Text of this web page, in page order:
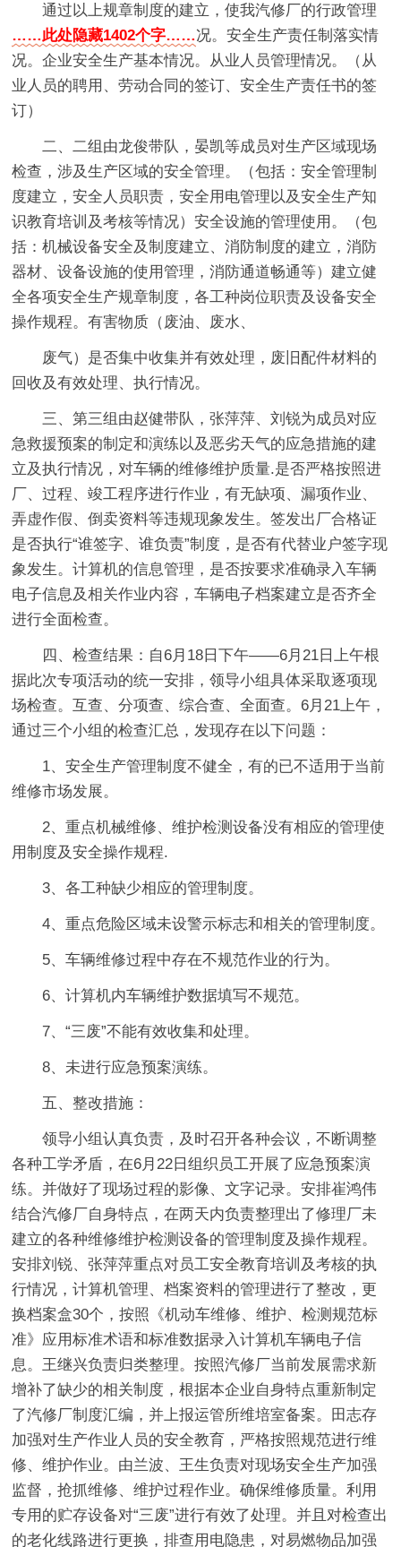
通过以上规章制度的建立，使我汽修厂的行政管理
……此处隐藏1402个字……况。安全生产责任制落实情
况。企业安全生产基本情况。从业人员管理情况。（从
业人员的聘用、劳动合同的签订、安全生产责任书的签
订）
二、二组由龙俊带队，晏凯等成员对生产区域现场
检查，涉及生产区域的安全管理。（包括：安全管理制
度建立，安全人员职责，安全用电管理以及安全生产知
识教育培训及考核等情况）安全设施的管理使用。（包
括：机械设备安全及制度建立、消防制度的建立，消防
器材、设备设施的使用管理，消防通道畅通等）建立健
全各项安全生产规章制度，各工种岗位职责及设备安全
操作规程。有害物质（废油、废水、
废气）是否集中收集并有效处理，废旧配件材料的
回收及有效处理、执行情况。
三、第三组由赵健带队，张萍萍、刘锐为成员对应
急救援预案的制定和演练以及恶劣天气的应急措施的建
立及执行情况，对车辆的维修维护质量.是否严格按照进
厂、过程、竣工程序进行作业，有无缺项、漏项作业、
弄虚作假、倒卖资料等违规现象发生。签发出厂合格证
是否执行“谁签字、谁负责”制度，是否有代替业户签字现
象发生。计算机的信息管理，是否按要求准确录入车辆
电子信息及相关作业内容，车辆电子档案建立是否齐全
进行全面检查。
四、检查结果：自6月18日下午——6月21日上午根
据此次专项活动的统一安排，领导小组具体采取逐项现
场检查。互查、分项查、综合查、全面查。6月21上午，
通过三个小组的检查汇总，发现存在以下问题：
1、安全生产管理制度不健全，有的已不适用于当前
维修市场发展。
2、重点机械维修、维护检测设备没有相应的管理使
用制度及安全操作规程.
3、各工种缺少相应的管理制度。
4、重点危险区域未设警示标志和相关的管理制度。
5、车辆维修过程中存在不规范作业的行为。
6、计算机内车辆维护数据填写不规范。
7、“三废”不能有效收集和处理。
8、未进行应急预案演练。
五、整改措施：
领导小组认真负责，及时召开各种会议，不断调整
各种工学矛盾，在6月22日组织员工开展了应急预案演
练。并做好了现场过程的影像、文字记录。安排崔鸿伟
结合汽修厂自身特点，在两天内负责整理出了修理厂未
建立的各种维修维护检测设备的管理制度及操作规程。
安排刘锐、张萍萍重点对员工安全教育培训及考核的执
行情况，计算机管理、档案资料的管理进行了整改，更
换档案盒30个，按照《机动车维修、维护、检测规范标
准》应用标准术语和标准数据录入计算机车辆电子信
息。王继兴负责归类整理。按照汽修厂当前发展需求新
增补了缺少的相关制度，根据本企业自身特点重新制定
了汽修厂制度汇编，并上报运管所维培室备案。田志存
加强对生产作业人员的安全教育，严格按照规范进行维
修、维护作业。由兰波、王生负责对现场安全生产加强
监督，抢抓维修、维护过程作业。确保维修质量。利用
专用的贮存设备对“三废”进行有效了处理。并且对检查出
的老化线路进行更换，排查用电隐患，对易燃物品加强